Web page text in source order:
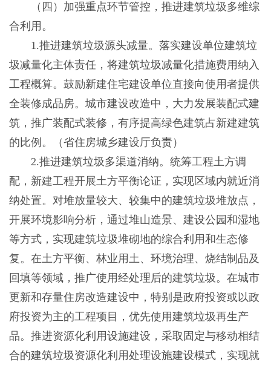
（四）加强重点环节管控，推进建筑垃圾多维综
合利用。
1.推进建筑垃圾源头减量。落实建设单位建筑垃
圾减量化主体责任，将建筑垃圾减量化措施费用纳入
工程概算。鼓励新建住宅建设单位直接向使用者提供
全装修成品房。城市建设改造中，大力发展装配式建
筑，推广装配式装修，有序提高绿色建筑占新建建筑
的比例。（省住房城乡建设厅负责）
2.推进建筑垃圾多渠道消纳。统筹工程土方调
配，新建工程开展土方平衡论证，实现区域内就近消
纳处置。对堆放量较大、较集中的建筑垃圾堆放点，
开展环境影响分析，通过堆山造景、建设公园和湿地
等方式，实现建筑垃圾堆砌地的综合利用和生态修
复。在土方平衡、林业用土、环境治理、烧结制品及
回填等领域，推广使用经处理后的建筑垃圾。在城市
更新和存量住房改造建设中，特别是政府投资或以政
府投资为主的工程项目，优先使用建筑垃圾再生产
品。推进资源化利用设施建设，采取固定与移动相结
合的建筑垃圾资源化利用处理设施建设模式，实现就